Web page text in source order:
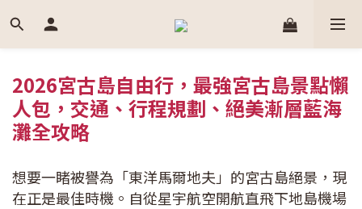
2026宮古島自由行，最強宮古島景點懶
人包，交通、行程規劃、絕美漸層藍海
灘全攻略
想要一睹被譽為「東洋馬爾地夫」的宮古島絕景，現
在正是最佳時機。自從星宇航空開航直飛下地島機場